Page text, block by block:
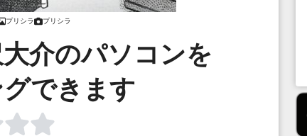
プリシラ プリシラ
介のパソコンを
できます